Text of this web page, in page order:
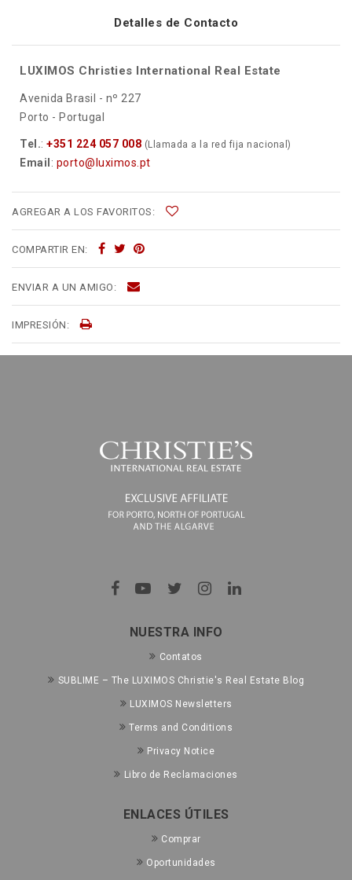
Detalles de Contacto
LUXIMOS Christies International Real Estate
Avenida Brasil - nº 227
Porto - Portugal
Tel.: +351 224 057 008 (Llamada a la red fija nacional)
Email : porto@luximos.pt
AGREGAR A LOS FAVORITOS:
COMPARTIR EN:
ENVIAR A UN AMIGO:
IMPRESIÓN:
NUESTRA INFO
Contatos
SUBLIME – The LUXIMOS Christie's Real Estate Blog
LUXIMOS Newsletters
Terms and Conditions
Privacy Notice
Libro de Reclamaciones
ENLACES ÚTILES
Comprar
Oportunidades